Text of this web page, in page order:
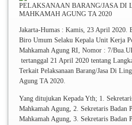
Jakarta-Humas : Kamis, 23 April 2020.
Biro Umum Selaku Kepala Unit Kerja
Mahkamah Agung RI, Nomor : 7/
tertanggal 21 April 2020 tentang
Terkait Pelaksanaan Barang/Jasa Di
Agung TA 2020.
Yang ditujukan Kepada Yth; 1.
Mahkamah Agung, 2. Sekretaris Badan
Mahkamah Agung, 3. Sekretaris Badan